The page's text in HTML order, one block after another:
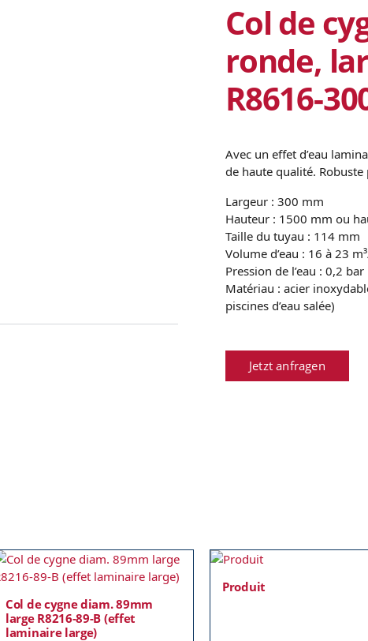
Col de
ronde,
R8616-
Avec un effet d’eau
de haute qualité.
Largeur : 300 mm
Hauteur : 1500 mm ou
Taille du tuyau : 114 mm
Volume d’eau : 16 à 23
Pression de l’eau : 0,2 bar
Matériau : acier
piscines d’eau salée)
Jetzt anfragen
Col de cygne diam. 89mm
large R8216-89-B (effet
laminaire large)
Produit